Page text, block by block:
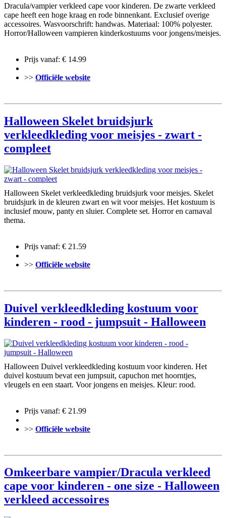
Dracula/vampier verkleed cape voor kinderen. De zwarte verkleed
cape heeft een hoge kraag en rode binnenkant. Exclusief overige
accessoires. Wasvoorschrift: handwas. Materiaal: 100% polyester.
Horror/Halloween vampieren kinderkostuums voor jongens/meisjes.
Prijs vanaf: € 14.99
>> Officiële website
Halloween Skelet bruidsjurk
verkleedkleding voor meisjes - zwart -
compleet
Halloween Skelet verkleedkleding bruidsjurk voor meisjes. Skelet
bruidsjurk in de kleuren zwart en wit voor meisjes. Het kostuum is
inclusief mouw, panty en sluier. Complete set. Horror en carnaval
thema.
Prijs vanaf: € 21.59
>> Officiële website
Duivel verkleedkleding kostuum voor
kinderen - rood - jumpsuit - Halloween
Halloween Duivel verkleedkleding kostuum voor kinderen. Het
duivel kostuum bevat een jumpsuit, capuchon met hoorntjes,
vleugels en een staart. Voor jongens en meisjes. Kleur: rood.
Prijs vanaf: € 21.99
>> Officiële website
Omkeerbare vampier/Dracula verkleed
cape voor kinderen - one size - Halloween
verkleed accessoires